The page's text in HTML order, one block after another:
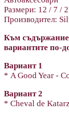
Размери: 12 / 7 /
Производител:
Към
вариантите по-
Вариант 1
* A Good Year -
Вариант 2
* Cheval de